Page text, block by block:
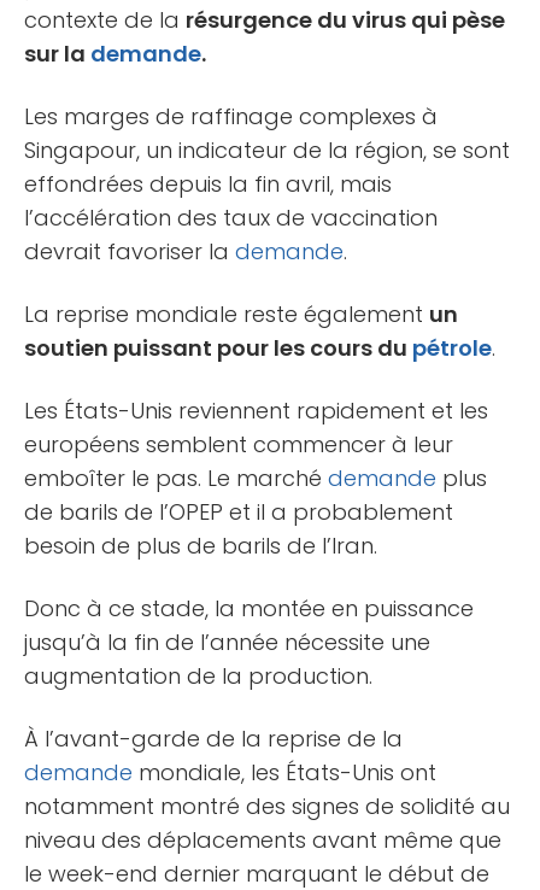
contexte de la résurgence du virus qui pèse
sur la demande.
Les marges de raffinage complexes à
Singapour, un indicateur de la région, se sont
effondrées depuis la fin avril, mais
l’accélération des taux de vaccination
devrait favoriser la demande.
La reprise mondiale reste également un
soutien puissant pour les cours du pétrole.
Les États-Unis reviennent rapidement et les
européens semblent commencer à leur
emboîter le pas. Le marché demande plus
de barils de l’OPEP et il a probablement
besoin de plus de barils de l’Iran.
Donc à ce stade, la montée en puissance
jusqu’à la fin de l’année nécessite une
augmentation de la production.
À l’avant-garde de la reprise de la
demande mondiale, les États-Unis ont
notamment montré des signes de solidité au
niveau des déplacements avant même que
le week-end dernier marquant le début de